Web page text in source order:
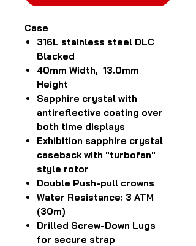
Case
316L stainless steel DLC
Blacked
40mm Width, 13.0mm
Height
Sapphire crystal with
antireflective coating over
both time displays
Exhibition sapphire crystal
caseback with "turbofan"
style rotor
Double Push-pull crowns
Water Resistance: 3 ATM
(30m)
Drilled Screw-Down Lugs
for secure strap